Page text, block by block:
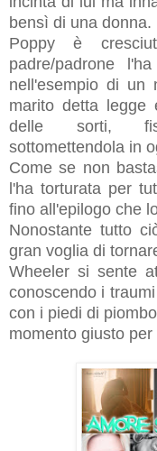
bensì di una donna.
Poppy è
padre/padrone
nell'esempio di un
marito detta legge
delle sorti,
sottomettendola in
Come se non
l'ha torturata per
fino all'epilogo che
Nonostante tutto
gran voglia di
Wheeler si sente
conoscendo i
con i piedi di
momento giusto